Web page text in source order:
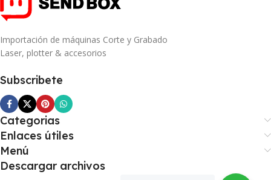
Importación de máquinas Corte y Grabado
Laser, plotter & accesorios
Subscribete
Categorias
Enlaces útiles
Menú
Descargar archivos